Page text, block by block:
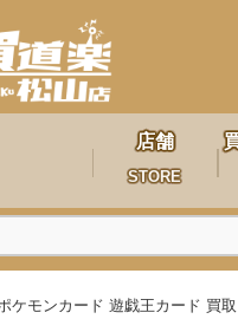
店舗
STORE
ポケモンカード 遊戯王カード 買